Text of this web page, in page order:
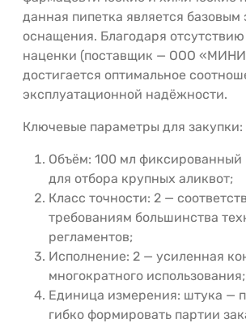
данная пипетка является базовым
оснащения. Благодаря
наценки (поставщик — ООО
достигается оптимальное
эксплуатационной надёжности.
Ключевые параметры для закупки:
Объём: 100 мл фиксированный
для отбора крупных аликвот;
Класс точности: 2 —
требованиям большинства
регламентов;
Исполнение: 2 — усиленная
многократного использования;
Единица измерения: штука —
гибко формировать партии